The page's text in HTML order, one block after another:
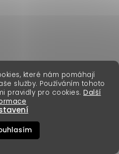
které nám pomáhají
služby. Používáním tohoto
pravidly pro cookies. Další
. Všechna práva vyhrazena.